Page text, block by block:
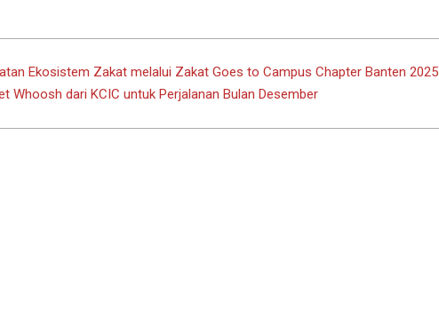
Ekosistem Zakat melalui Zakat Goes to Campus Chapter Banten 2025
Whoosh dari KCIC untuk Perjalanan Bulan Desember